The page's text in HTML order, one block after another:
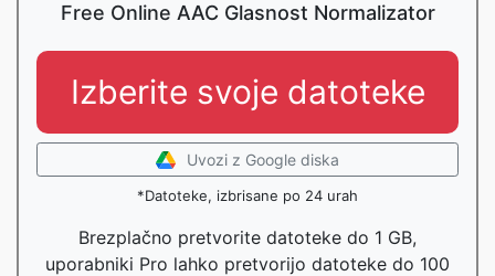
Free Online AAC Glasnost Normalizator
Izberite svoje datoteke
Uvozi z Google diska
*Datoteke, izbrisane po 24 urah
Brezplačno pretvorite datoteke do 1 GB,
uporabniki Pro lahko pretvorijo datoteke do 100